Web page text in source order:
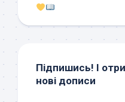
Підпишись! І
нові дописи